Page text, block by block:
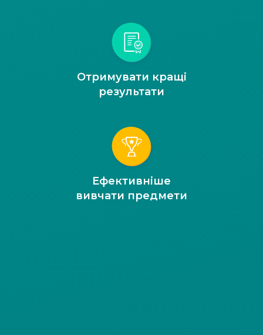
Отримувати кращі
результати
Ефективніше
вивчати предмети